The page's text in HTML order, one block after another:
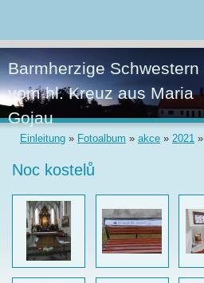
Barmherzige Schwestern
vom hl. Kreuz aus Maria
Gojau
Einleitung » Fotoalbum » akce » 2021 »
Noc kostelů